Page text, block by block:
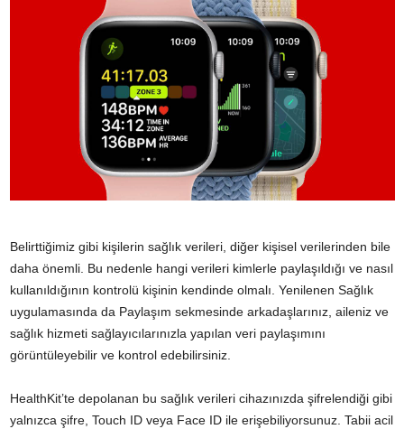
Belirttiğimiz gibi kişilerin sağlık verileri, diğer kişisel verilerinden bile
daha önemli. Bu nedenle hangi verileri kimlerle paylaşıldığı ve nasıl
kullanıldığının kontrolü kişinin kendinde olmalı. Yenilenen Sağlık
uygulamasında da Paylaşım sekmesinde arkadaşlarınız, aileniz ve
sağlık hizmeti sağlayıcılarınızla yapılan veri paylaşımını
görüntüleyebilir ve kontrol edebilirsiniz.
HealthKit’te depolanan bu sağlık verileri cihazınızda şifrelendiği gibi
yalnızca şifre, Touch ID veya Face ID ile erişebiliyorsunuz. Tabii acil